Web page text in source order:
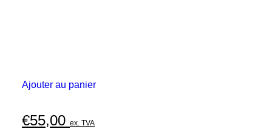
Ajouter au panier
€55,00 ex. TVA